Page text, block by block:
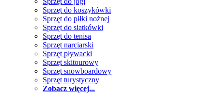
Sprzęt do koszykówki
Sprzęt do piłki nożnej
Sprzęt do siatkówki
Sprzęt do tenisa
Sprzęt narciarski
Sprzęt pływacki
Sprzęt skitourowy
Sprzęt snowboardowy
Sprzęt turystyczny
Zobacz więcej...